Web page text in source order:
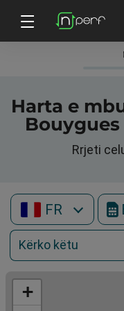
Harta e
Rrjeti
FR
+